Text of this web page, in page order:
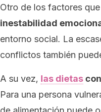
Otro de los factores
inestabilidad
entorno social. La
conflictos también
A su vez, las dietas
Para una persona